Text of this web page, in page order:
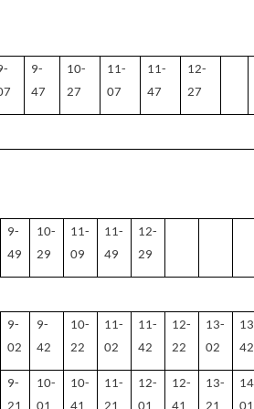
9-
47
10-
27
11-
07
11-
47
12-
27
9-
49
10-
29
11-
09
11-
49
12-
29
9-
02
9-
42
10-
22
11-
02
11-
42
12-
22
13-
02
42
9-
10-
10-
11-
12-
12-
13-